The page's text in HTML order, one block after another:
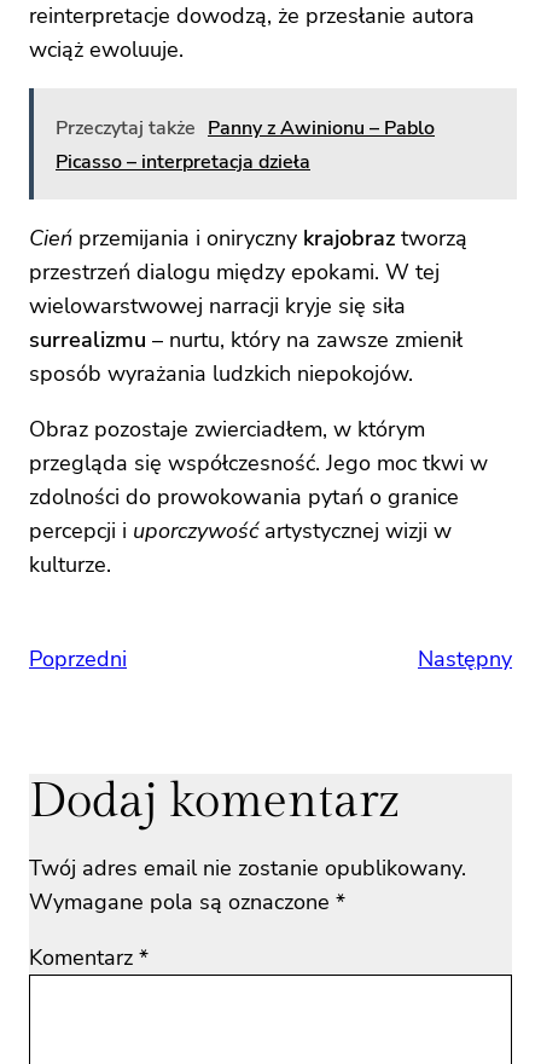
reinterpretacje dowodzą, że przesłanie autora
wciąż ewoluuje.
Przeczytaj także Panny z Awinionu – Pablo
Picasso – interpretacja dzieła
Cień przemijania i oniryczny krajobraz tworzą
przestrzeń dialogu między epokami. W tej
wielowarstwowej narracji kryje się siła
surrealizmu – nurtu, który na zawsze zmienił
sposób wyrażania ludzkich niepokojów.
Obraz pozostaje zwierciadłem, w którym
przegląda się współczesność. Jego moc tkwi w
zdolności do prowokowania pytań o granice
percepcji i uporczywośćartystycznej wizji w
kulturze.
Poprzedni Następny
Dodaj komentarz
Twój adres email nie zostanie opublikowany.
Wymagane pola są oznaczone *
Komentarz *